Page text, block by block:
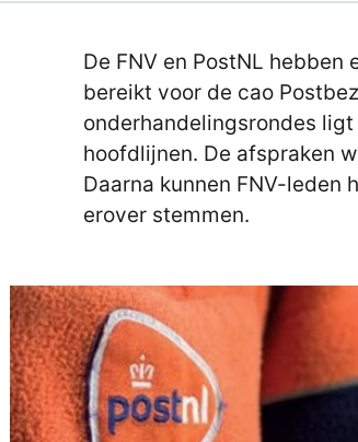
De FNV en PostNL
bereikt voor de cao
onderhandelingsrondes
hoofdlijnen. De afspraken
Daarna kunnen FNV-leden
erover stemmen.